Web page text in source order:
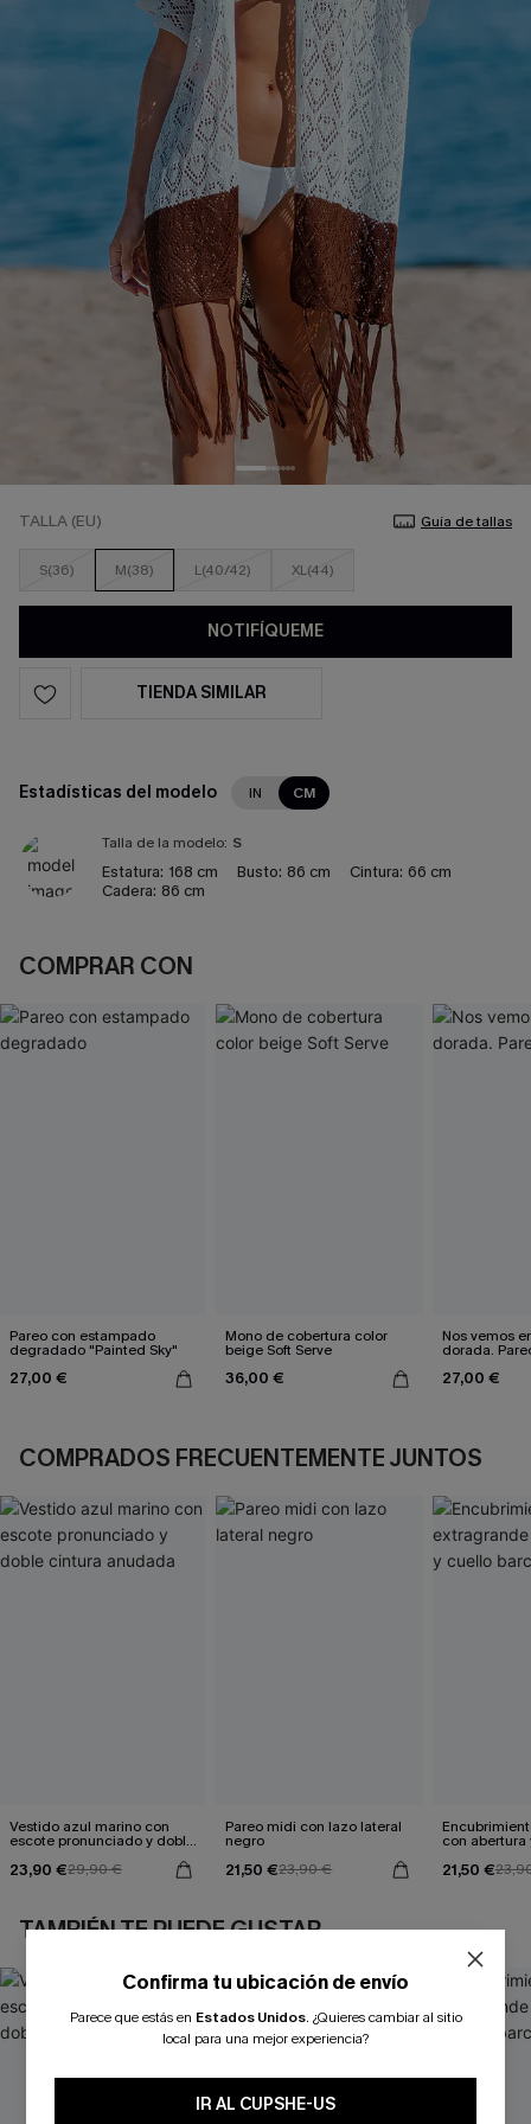
TALLA (EU) Guía de tallas
S(36) M(38) L(40/42) XL(44)
NOTIFÍQUEME
TIENDA SIMILAR
Estadísticas del modelo IN CM
Talla de la modelo: S
Estatura: 168 cm Busto: 86 cm Cintura: 66 cm
Cadera: 86 cm
COMPRAR CON
Pareo con estampado
degradado "Painted Sky"
27,00 €
Mono de cobertura color
beige Soft Serve
36,00 €
Nos vemos
dorada.
27,00 €
COMPRADOS FRECUENTEMENTE JUNTOS
Vestido azul marino con
escote pronunciado y doble
23,90 €29,90 €
Pareo midi con lazo lateral
negro
21,50 €23,90 €
con
21,50 €
TAMBIÉN TE PUEDE GUSTAR
Confirma tu ubicación de envío
Parece que estás en Estados Unidos. ¿Quieres cambiar al sitio
local para una mejor experiencia?
IR AL CUPSHE-US